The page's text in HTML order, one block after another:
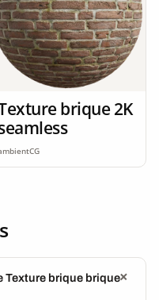
brique 2K
Texture brique brique